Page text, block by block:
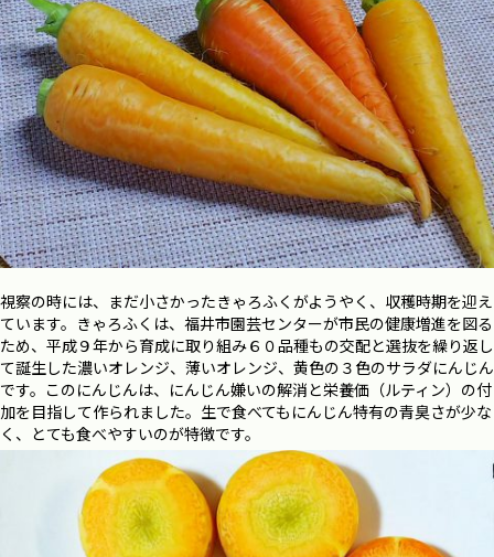
視察の時には、まだ小さかったきゃろふくがようやく、収穫時期を迎え
ています。きゃろふくは、福井市園芸センターが市民の健康増進を図る
ため、平成９年から育成に取り組み６０品種もの交配と選抜を繰り返し
て誕生した濃いオレンジ、薄いオレンジ、黄色の３色のサラダにんじん
です。このにんじんは、にんじん嫌いの解消と栄養価（ルティン）の付
加を目指して作られました。生で食べてもにんじん特有の青臭さが少な
く、とても食べやすいのが特徴です。